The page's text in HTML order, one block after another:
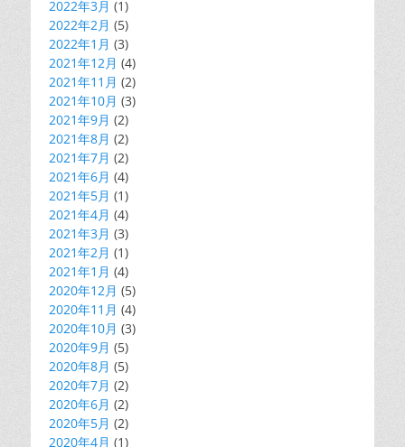
2022年3月 (1)
2022年2月 (5)
2022年1月 (3)
2021年12月 (4)
2021年11月 (2)
2021年10月 (3)
2021年9月 (2)
2021年8月 (2)
2021年7月 (2)
2021年6月 (4)
2021年5月 (1)
2021年4月 (4)
2021年3月 (3)
2021年2月 (1)
2021年1月 (4)
2020年12月 (5)
2020年11月 (4)
2020年10月 (3)
2020年9月 (5)
2020年8月 (5)
2020年7月 (2)
2020年6月 (2)
2020年5月 (2)
2020年4月 (1)